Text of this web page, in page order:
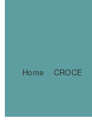
Home CROCE